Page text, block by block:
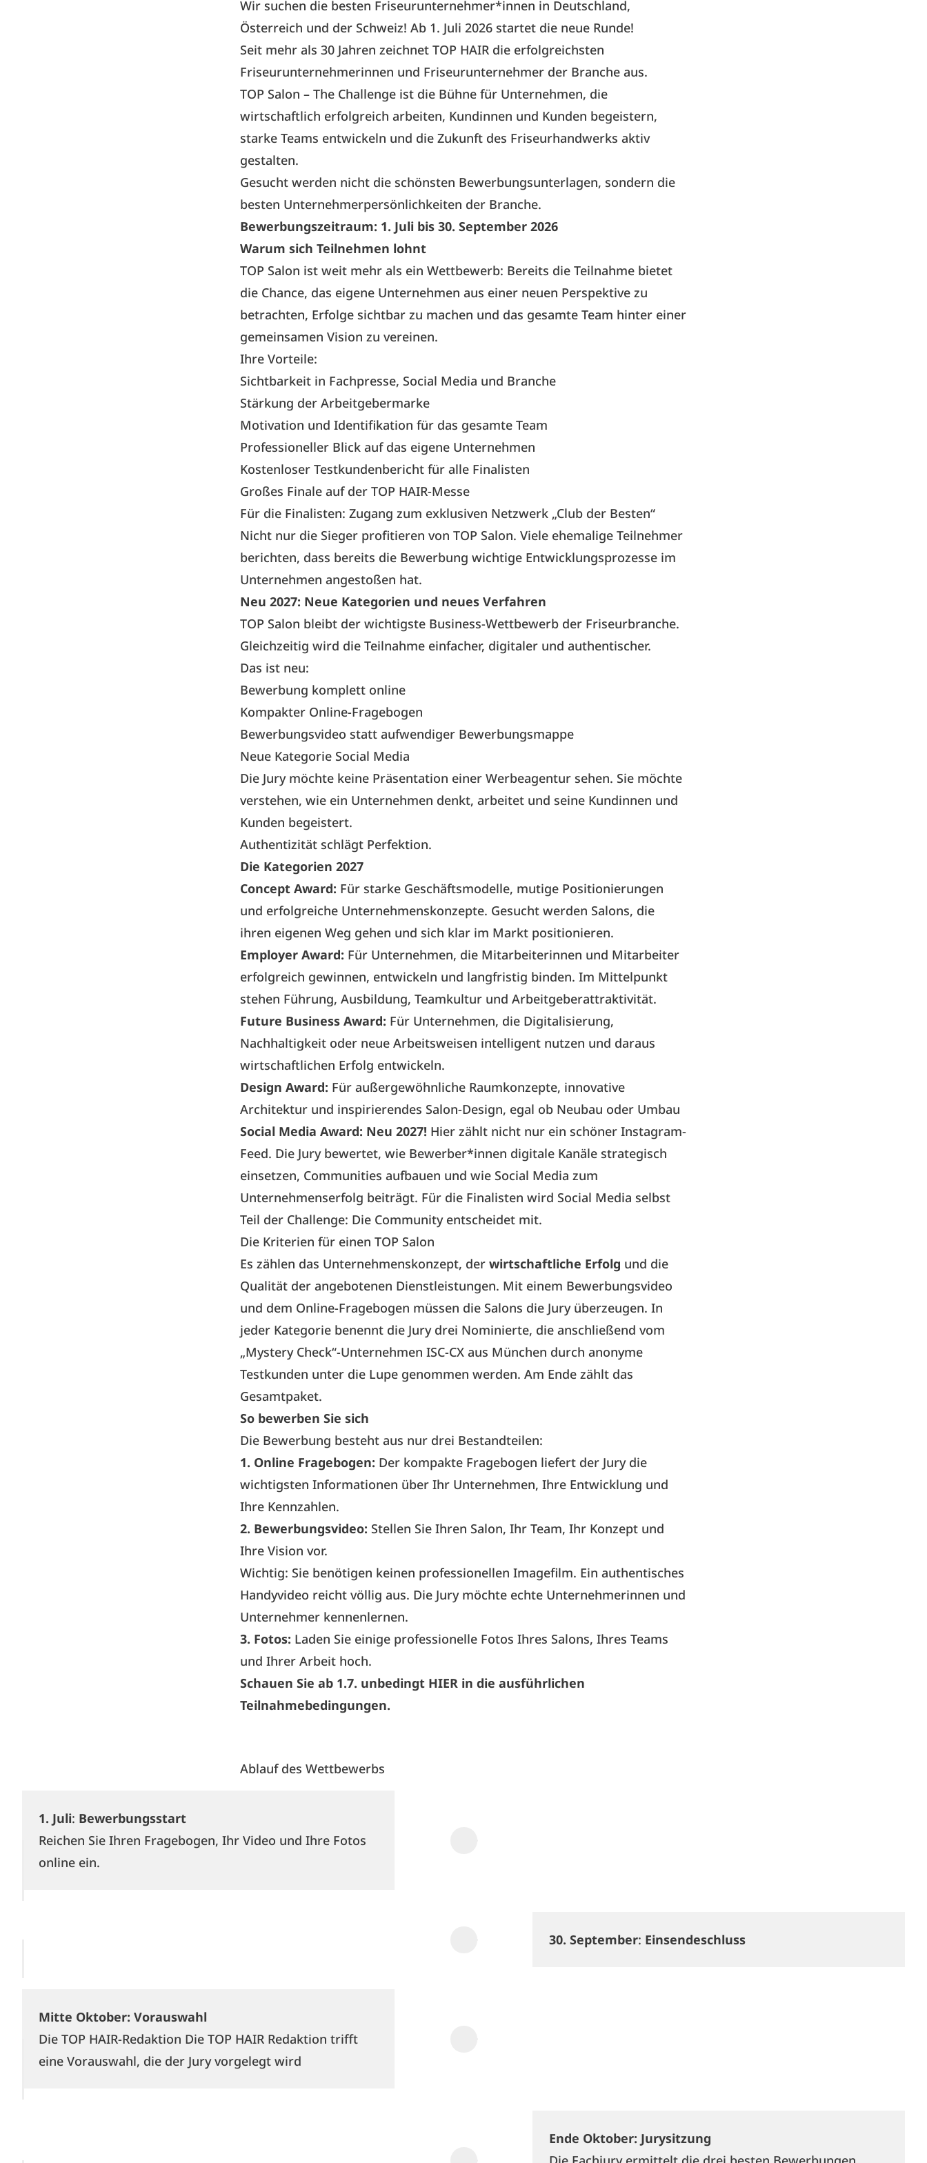
Wir suchen die besten Friseurunternehmer*innen in Deutschland,
Österreich und der Schweiz! Ab 1. Juli 2026 startet die neue Runde!
Seit mehr als 30 Jahren zeichnet TOP HAIR die erfolgreichsten
Friseurunternehmerinnen und Friseurunternehmer der Branche aus.
TOP Salon – The Challenge ist die Bühne für Unternehmen, die
wirtschaftlich erfolgreich arbeiten, Kundinnen und Kunden begeistern,
starke Teams entwickeln und die Zukunft des Friseurhandwerks aktiv
gestalten.
Gesucht werden nicht die schönsten Bewerbungsunterlagen, sondern die
besten Unternehmerpersönlichkeiten der Branche.
Bewerbungszeitraum: 1. Juli bis 30. September 2026
Warum sich Teilnehmen lohnt
TOP Salon ist weit mehr als ein Wettbewerb: Bereits die Teilnahme bietet
die Chance, das eigene Unternehmen aus einer neuen Perspektive zu
betrachten, Erfolge sichtbar zu machen und das gesamte Team hinter einer
gemeinsamen Vision zu vereinen.
Ihre Vorteile:
Sichtbarkeit in Fachpresse, Social Media und Branche
Stärkung der Arbeitgebermarke
Motivation und Identifikation für das gesamte Team
Professioneller Blick auf das eigene Unternehmen
Kostenloser Testkundenbericht für alle Finalisten
Großes Finale auf der TOP HAIR-Messe
Für die Finalisten: Zugang zum exklusiven Netzwerk „Club der Besten“
Nicht nur die Sieger profitieren von TOP Salon. Viele ehemalige Teilnehmer
berichten, dass bereits die Bewerbung wichtige Entwicklungsprozesse im
Unternehmen angestoßen hat.
Neu 2027: Neue Kategorien und neues Verfahren
TOP Salon bleibt der wichtigste Business-Wettbewerb der Friseurbranche.
Gleichzeitig wird die Teilnahme einfacher, digitaler und authentischer.
Das ist neu:
Bewerbung komplett online
Kompakter Online-Fragebogen
Bewerbungsvideo statt aufwendiger Bewerbungsmappe
Neue Kategorie Social Media
Die Jury möchte keine Präsentation einer Werbeagentur sehen. Sie möchte
verstehen, wie ein Unternehmen denkt, arbeitet und seine Kundinnen und
Kunden begeistert.
Authentizität schlägt Perfektion.
Die Kategorien 2027
Concept Award: Für starke Geschäftsmodelle, mutige Positionierungen
und erfolgreiche Unternehmenskonzepte. Gesucht werden Salons, die
ihren eigenen Weg gehen und sich klar im Markt positionieren.
Employer Award: Für Unternehmen, die Mitarbeiterinnen und Mitarbeiter
erfolgreich gewinnen, entwickeln und langfristig binden. Im Mittelpunkt
stehen Führung, Ausbildung, Teamkultur und Arbeitgeberattraktivität.
Future Business Award: Für Unternehmen, die Digitalisierung,
Nachhaltigkeit oder neue Arbeitsweisen intelligent nutzen und daraus
wirtschaftlichen Erfolg entwickeln.
Design Award: Für außergewöhnliche Raumkonzepte, innovative
Architektur und inspirierendes Salon-Design, egal ob Neubau oder Umbau
Social Media Award: Neu 2027! Hier zählt nicht nur ein schöner Instagram-
Feed. Die Jury bewertet, wie Bewerber*innen digitale Kanäle strategisch
einsetzen, Communities aufbauen und wie Social Media zum
Unternehmenserfolg beiträgt. Für die Finalisten wird Social Media selbst
Teil der Challenge: Die Community entscheidet mit.
Die Kriterien für einen TOP Salon
Es zählen das Unternehmenskonzept, der wirtschaftliche Erfolg und die
Qualität der angebotenen Dienstleistungen. Mit einem Bewerbungsvideo
und dem Online-Fragebogen müssen die Salons die Jury überzeugen. In
jeder Kategorie benennt die Jury drei Nominierte, die anschließend vom
„Mystery Check“-Unternehmen ISC-CX aus München durch anonyme
Testkunden unter die Lupe genommen werden. Am Ende zählt das
Gesamtpaket.
So bewerben Sie sich
Die Bewerbung besteht aus nur drei Bestandteilen:
1. Online Fragebogen: Der kompakte Fragebogen liefert der Jury die
wichtigsten Informationen über Ihr Unternehmen, Ihre Entwicklung und
Ihre Kennzahlen.
2. Bewerbungsvideo: Stellen Sie Ihren Salon, Ihr Team, Ihr Konzept und
Ihre Vision vor.
Wichtig: Sie benötigen keinen professionellen Imagefilm. Ein authentisches
Handyvideo reicht völlig aus. Die Jury möchte echte Unternehmerinnen und
Unternehmer kennenlernen.
3. Fotos: Laden Sie einige professionelle Fotos Ihres Salons, Ihres Teams
und Ihrer Arbeit hoch.
Schauen Sie ab 1.7. unbedingt HIER in die ausführlichen
Teilnahmebedingungen.
Ablauf des Wettbewerbs
1. Juli: Bewerbungsstart
Reichen Sie Ihren Fragebogen, Ihr Video und Ihre Fotos
online ein.
30. September: Einsendeschluss
Mitte Oktober: Vorauswahl
Die TOP HAIR-Redaktion Die TOP HAIR Redaktion trifft
eine Vorauswahl, die der Jury vorgelegt wird
Ende Oktober: Jurysitzung